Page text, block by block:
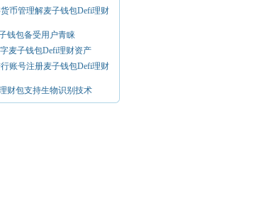
币管理解麦子钱包Defi理财
钱包备受用户青睐
麦子钱包Defi理财资产
账号注册麦子钱包Defi理财
财包支持生物识别技术